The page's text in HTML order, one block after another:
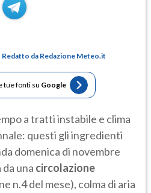
da Redazione Meteo.it
tue fonti su Google
a tratti instabile e clima
questi gli ingredienti
domenica di novembre
una circolazione
n.4 del mese), colma di aria